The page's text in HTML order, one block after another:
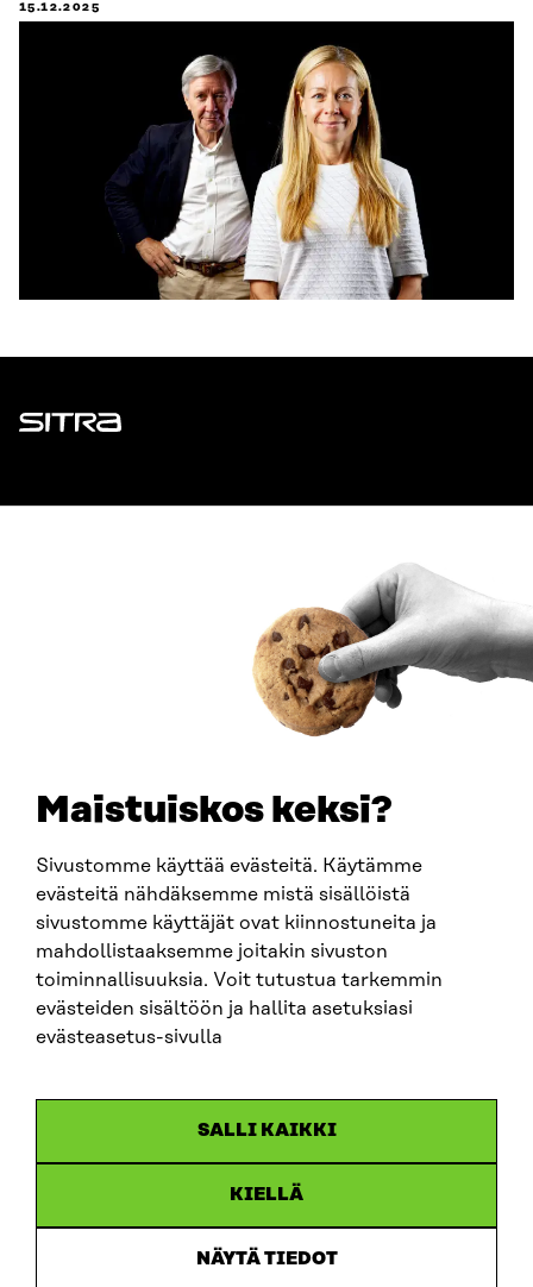
Maistuiskos keksi?
Sivustomme käyttää evästeitä. Käytämme
evästeitä nähdäksemme mistä sisällöistä
sivustomme käyttäjät ovat kiinnostuneita ja
mahdollistaaksemme joitakin sivuston
toiminnallisuuksia. Voit tutustua tarkemmin
evästeiden sisältöön ja hallita asetuksiasi
evästeasetus-sivulla
SALLI KAIKKI
KIELLÄ
NÄYTÄ TIEDOT
15.12.2025
Sitra
firstname.lastname@sitra.fi
SITRA ON SOCIAL MEDIA
LinkedIn
Instagram